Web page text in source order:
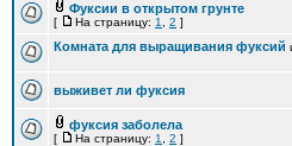
Фуксии в открытом грунте
[ На страницу: 1 2 ]
Комната для выращивания фуксий
выживет ли фуксия
фуксия заболела
[ На страницу: 1 2 ]